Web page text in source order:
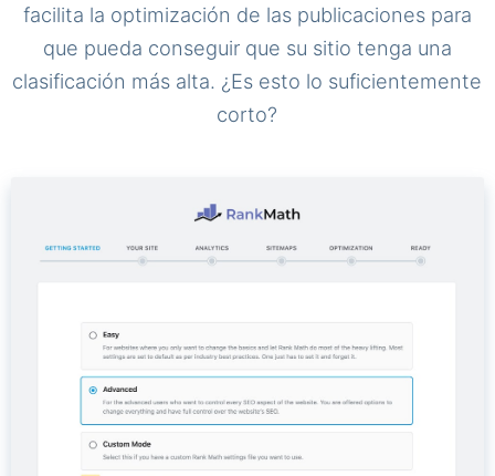
facilita la optimización de las publicaciones para
que pueda conseguir que su sitio tenga una
clasificación más alta. ¿Es esto lo suficientemente
corto?